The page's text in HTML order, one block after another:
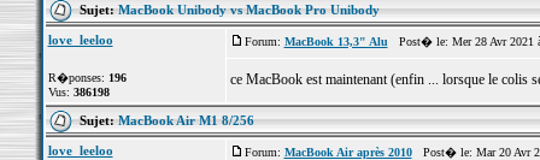
Sujet:MacBook Unibody vs MacBook Pro Unibody
love_leeloo
R�ponses: 196
Vus: 386198
Forum: MacBook 13,3" Alu Post� le: Mer 28 Avr
ce MacBook est maintenant (enfin ... lorsque le colis
Sujet:MacBook Air M1 8/256
love_leeloo Forum: MacBook Air après 2010Post� le: Mar 20 Avr